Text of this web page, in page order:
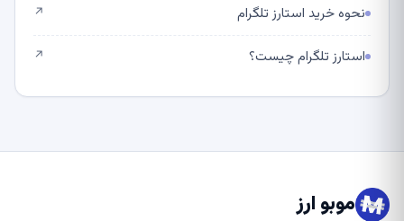
نحوه خرید استارز تلگرام ↗
استارز تلگرام چیست؟ ↗
موبو ارز